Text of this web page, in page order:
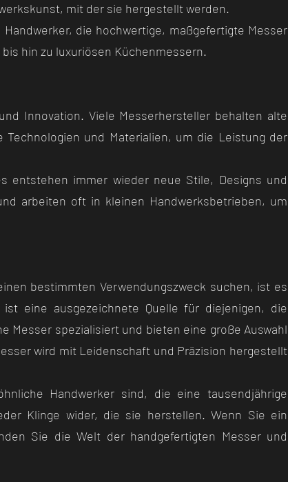
mit der sie hergestellt werden.
die hochwertige, maßgefertigte Messer
hin zu luxuriösen Küchenmessern.
Innovation. Viele Messerhersteller behalten alte
und Materialien, um die Leistung der
entstehen immer wieder neue Stile, Designs und
arbeiten oft in kleinen Handwerksbetrieben, um
bestimmten Verwendungszweck suchen, ist es
eine ausgezeichnete Quelle für diejenigen, die
Messer spezialisiert und bieten eine große Auswahl
wird mit Leidenschaft und Präzision hergestellt
Handwerker sind, die eine tausendjährige
Klinge wider, die sie herstellen. Wenn Sie ein
Sie die Welt der handgefertigten Messer und